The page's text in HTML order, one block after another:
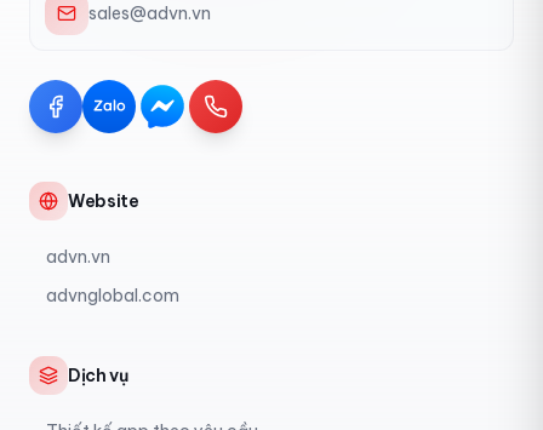
sales@advn.vn
Website
advn.vn
advnglobal.com
Dịch vụ